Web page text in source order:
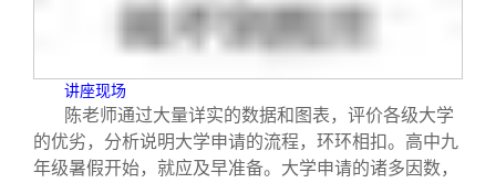
讲座现场
陈老师通过大量详实的数据和图表，评价各级大学
的优劣，分析说明大学申请的流程，环环相扣。高中九
年级暑假开始，就应及早准备。大学申请的诸多因数，